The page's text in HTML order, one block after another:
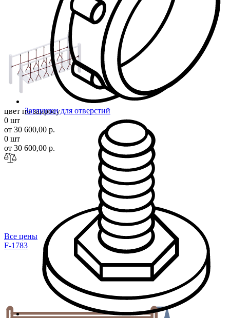
Заглушки для отверстий
цвет по запросу
0 шт
от 30 600,00 р.
0 шт
от 30 600,00 р.
Все цены
F-1783